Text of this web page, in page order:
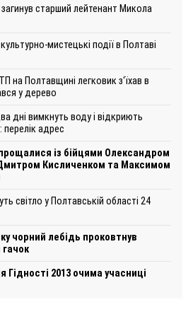
загинув старший лейтенант Микола
мистецькі події в Полтаві
на Полтавщині легковик з‘їхав в
у дерево
дні вимкнуть воду і відкриють
перелік адрес
із бійцями Олександром
Кисличенком та Максимом
світло у Полтавській області 24
чорний лебідь проковтнув
Гідності 2013 очима учасниці